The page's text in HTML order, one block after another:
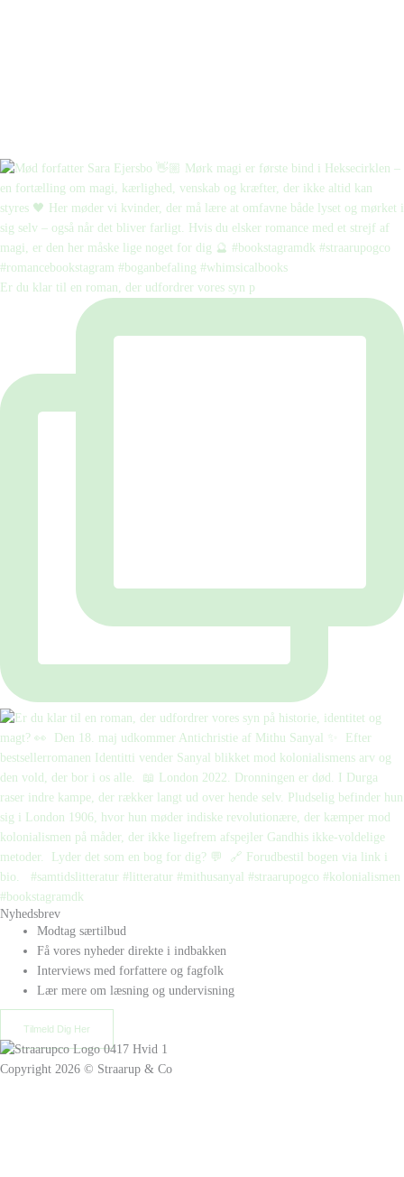
Er du klar til en roman, der udfordrer vores syn p
Nyhedsbrev
Modtag særtilbud
Få vores nyheder direkte i indbakken
Interviews med forfattere og fagfolk
Lær mere om læsning og undervisning
Tilmeld Dig Her
Copyright 2026 © Straarup & Co